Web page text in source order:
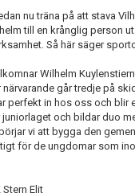
nu träna på att stava
till en krånglig person
Så här säger
Wilhelm
går tredje på
perfekt in hos oss och blir
och bildar duo
vi att bygga den
för de ungdomar som
Elit